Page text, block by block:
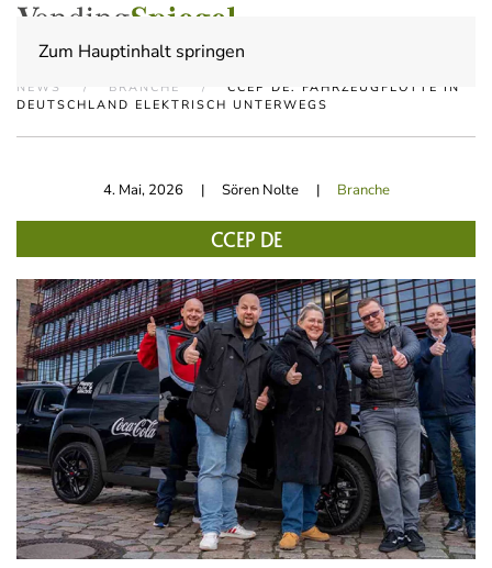
Zum Hauptinhalt springen
NEWS BRANCHE
CCEP DE: FAHRZEUGFLOTTE IN
DEUTSCHLAND ELEKTRISCH UNTERWEGS
4. Mai, 2026 | Sören Nolte | Branche
CCEP DE